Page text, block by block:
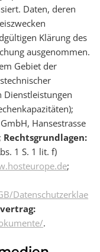
Daten, deren
Klärung des
ausgenommen.
Gebiet der
Hansestrasse
Rechtsgrundlagen:
1 S. 1 lit. f)
;
Datenschutzerklae
.